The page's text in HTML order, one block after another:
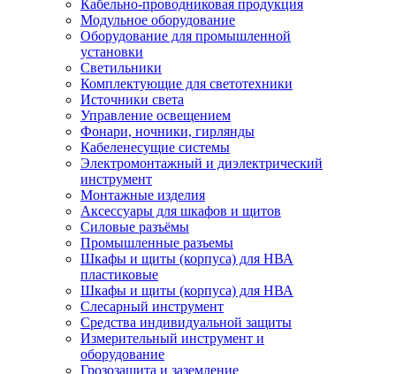
Кабельно-проводниковая продукция
Модульное оборудование
Оборудование для промышленной
установки
Светильники
Комплектующие для светотехники
Источники света
Управление освещением
Фонари, ночники, гирлянды
Кабеленесущие системы
Электромонтажный и диэлектрический
инструмент
Монтажные изделия
Аксессуары для шкафов и щитов
Силовые разъёмы
Промышленные разъемы
Шкафы и щиты (корпуса) для НВА
пластиковые
Шкафы и щиты (корпуса) для НВА
Слесарный инструмент
Средства индивидуальной защиты
Измерительный инструмент и
оборудование
Грозозащита и заземление